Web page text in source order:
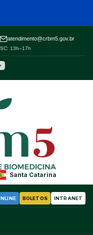
atendimento@crbm5.gov.br
13h–17h
Santa Catarina
BOLETOS INTRANET